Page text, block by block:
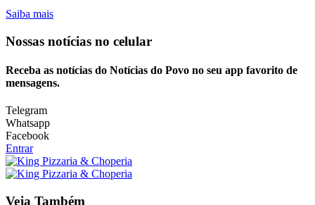
Saiba mais
Nossas notícias no celular
Receba as notícias do Notícias do Povo no seu app favorito de
mensagens.
Telegram
Whatsapp
Facebook
Entrar
Veja Também